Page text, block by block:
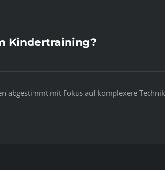
Kindertraining?
abgestimmt mit Fokus auf komplexere